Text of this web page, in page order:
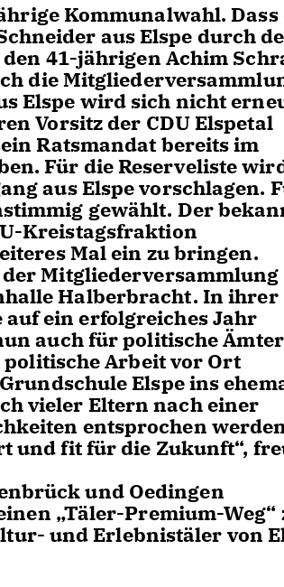
Kommunalwahl. Dass
aus Elspe durch
41-jährigen Achim
die
Elspe wird sich nicht
Vorsitz der CDU Elspetal
Ratsmandat bereits im
Für die Reserveliste
aus Elspe vorschlagen.
gewählt. Der
Kreistagsfraktion
Mal ein zu bringen.
Mitgliederversammlung
Halberbracht. In ihrer
ein erfolgreiches Jahr
auch für politische
politische Arbeit vor Ort
Elspe ins
vieler Eltern nach einer
entsprochen
und fit für die Zukunft“,
und Oedingen
„Täler-Premium-Weg“
und Erlebnistäler von